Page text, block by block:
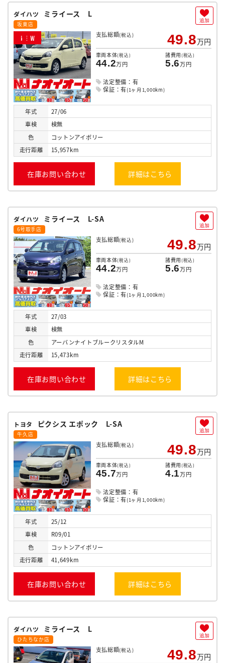
ダイハツ ミライース L
坂東店
N E W 支払総額(税込) 49.8万円
車両本体(税込)
44.2万円
諸費用(税込)
5.6万円
法定整備：有
保証：有(1ヶ月1,000km)
年式
27/06
車検
検無
色
コットンアイボリー
走行距離 15,957km
在庫お問い合わせ 詳細はこちら
追加
ダイハツ ミライース L-SA
6号取手店
支払総額(税込) 49.8万円
車両本体(税込)
44.2万円
諸費用(税込)
5.6万円
法定整備：有
保証：有(1ヶ月1,000km)
年式
27/03
車検
検無
色
アーバンナイトブルークリスタルM
走行距離 15,473km
在庫お問い合わせ 詳細はこちら
追加
トヨタ ピクシス エポック L-SA
牛久店
支払総額(税込) 49.8万円
車両本体(税込)
45.7万円
諸費用(税込)
4.1万円
法定整備：有
保証：有(1ヶ月1,000km)
年式
25/12
車検
R09/01
色
コットンアイボリー
走行距離 41,649km
在庫お問い合わせ 詳細はこちら
追加
ダイハツ ミライース L
ひたちなか店
支払総額(税込) 49.8万円
追加